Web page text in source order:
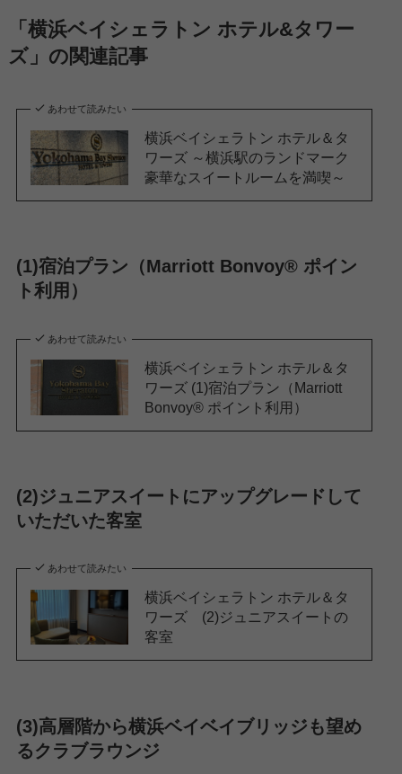
「横浜ベイシェラトン ホテル&タワー
ズ」の関連記事
あわせて読みたい
横浜ベイシェラトン ホテル＆タ
ワーズ ～横浜駅のランドマーク
豪華なスイートルームを満喫～
(1)宿泊プラン（Marriott Bonvoy® ポイン
ト利用）
あわせて読みたい
横浜ベイシェラトン ホテル＆タ
ワーズ (1)宿泊プラン（Marriott
Bonvoy® ポイント利用）
(2)ジュニアスイートにアップグレードして
いただいた客室
あわせて読みたい
横浜ベイシェラトン ホテル＆タ
ワーズ (2)ジュニアスイートの
客室
(3)高層階から横浜ベイベイブリッジも望め
るクラブラウンジ